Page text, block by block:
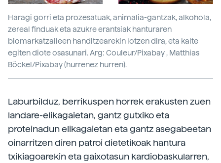
Haragi gorri eta prozesatuak, animalia-gantzak, alkohola,
zereal finduak eta azukre erantsiak hanturaren
biomarkatzaileen handitzearekin lotzen dira, eta kalte
egiten diote osasunari. Arg: Couleur/Pixabay , Matthias
Böckel/Pixabay (hurrenez hurren).
Laburbilduz, berrikuspen horrek erakusten zuen
landare-elikagaietan, gantz gutxiko eta
proteinadun elikagaietan eta gantz asegabeetan
oinarritzen diren patroi dietetikoak hantura
txikiagoarekin eta gaixotasun kardiobaskularren,